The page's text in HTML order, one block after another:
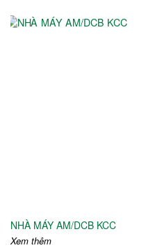
NHÀ MÁY AM/DCB KCC
Xem thêm